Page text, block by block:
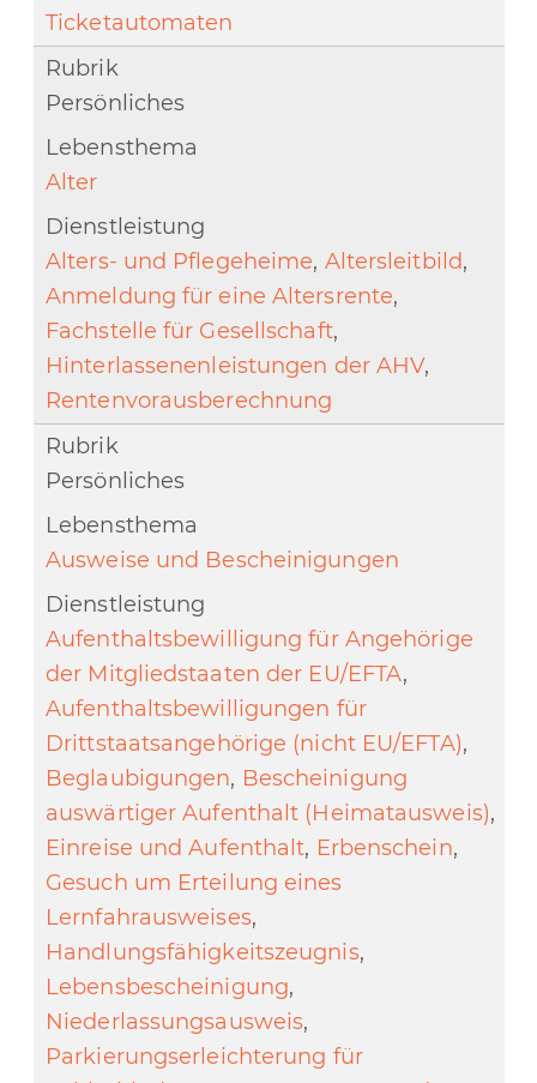
Ticketautomaten
Persönliches
Alter
Alters- und Pflegeheime, Altersleitbild,
Anmeldung für eine Altersrente,
Fachstelle für Gesellschaft,
Hinterlassenenleistungen der AHV,
Rentenvorausberechnung
Persönliches
Ausweise und Bescheinigungen
Aufenthaltsbewilligung für Angehörige
der Mitgliedstaaten der EU/EFTA,
Aufenthaltsbewilligungen für
Drittstaatsangehörige (nicht EU/EFTA),
Beglaubigungen, Bescheinigung
auswärtiger Aufenthalt (Heimatausweis),
Einreise und Aufenthalt, Erbenschein,
Gesuch um Erteilung eines
Lernfahrausweises,
Handlungsfähigkeitszeugnis,
Lebensbescheinigung,
Niederlassungsausweis,
Parkierungserleichterung für